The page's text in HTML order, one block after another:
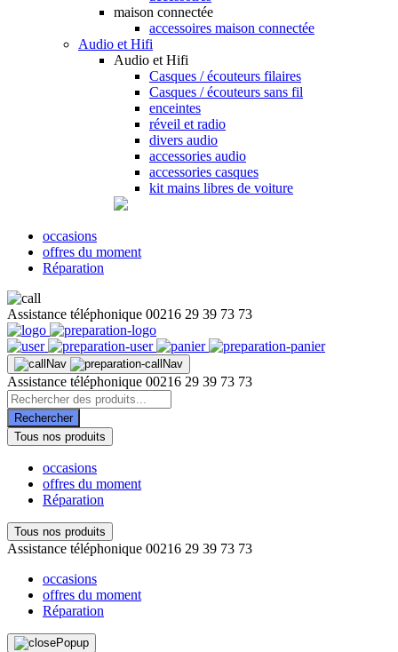
maison connectée
accessoires maison connectée
Audio et Hifi
Audio et Hifi
Casques / écouteurs filaires
Casques / écouteurs sans fil
enceintes
réveil et radio
divers audio
accessories audio
accessories casques
kit mains libres de voiture
occasions
offres du moment
Réparation
Assistance téléphonique 00216 29 39 73 73
Assistance téléphonique 00216 29 39 73 73
Recherche
de
produits
Rechercher
Tous nos produits
occasions
offres du moment
Réparation
Tous nos produits
Assistance téléphonique 00216 29 39 73 73
occasions
offres du moment
Réparation